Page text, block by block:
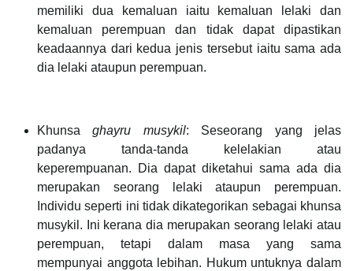
memiliki dua kemaluan iaitu kemaluan lelaki dan
kemaluan perempuan dan tidak dapat dipastikan
keadaannya dari kedua jenis tersebut iaitu sama ada
dia lelaki ataupun perempuan.
Khunsaghayru musykil: Seseorang yang jelas
padanya tanda-tanda kelelakian atau
keperempuanan. Dia dapat diketahui sama ada dia
merupakan seorang lelaki ataupun perempuan.
Individu seperti ini tidak dikategorikan sebagai khunsa
musykil. Ini kerana dia merupakan seorang lelaki atau
perempuan, tetapi dalam masa yang sama
mempunyai anggota lebihan. Hukum untuknya dalam